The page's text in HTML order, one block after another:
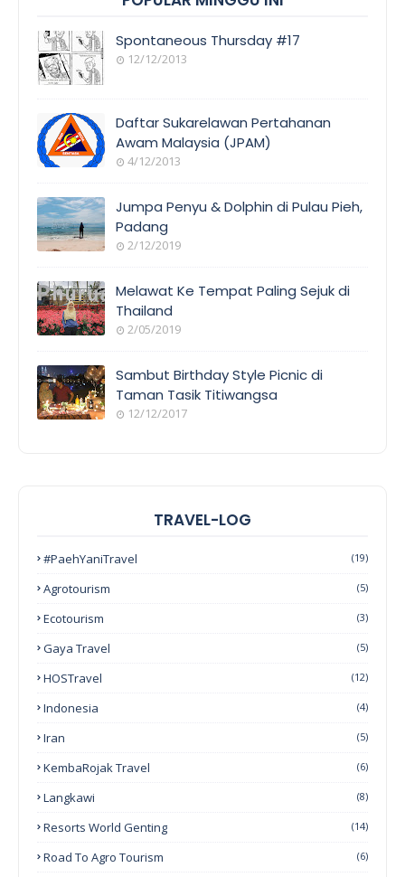
Spontaneous Thursday #17
12/12/2013
Daftar Sukarelawan Pertahanan
Awam Malaysia (JPAM)
4/12/2013
Jumpa Penyu & Dolphin di Pulau Pieh,
Padang
2/12/2019
Melawat Ke Tempat Paling Sejuk di
Thailand
2/05/2019
Sambut Birthday Style Picnic di
Taman Tasik Titiwangsa
12/12/2017
TRAVEL-LOG
#PaehYaniTravel (19)
Agrotourism (5)
Ecotourism (3)
Gaya Travel (5)
HOSTravel (12)
Indonesia (4)
Iran (5)
KembaRojak Travel (6)
Langkawi (8)
Resorts World Genting (14)
Road To Agro Tourism (6)